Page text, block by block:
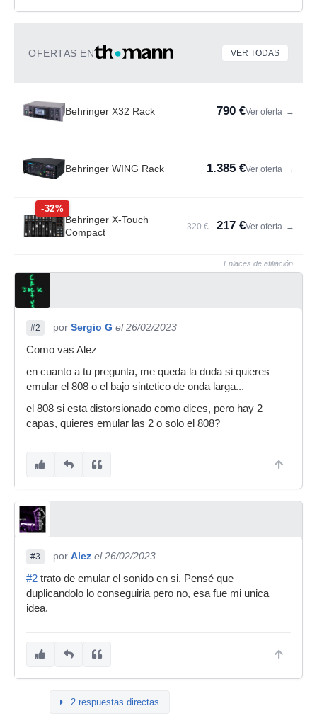
OFERTAS EN VER TODAS
Behringer X32 Rack 790 €Ver oferta →
Behringer WING Rack 1.385 €Ver oferta →
-32%
Behringer X-Touch
Compact
320 € 217 €Ver oferta →
Enlaces de afiliación
#2 por Sergio G el 26/02/2023
Como vas Alez
en cuanto a tu pregunta, me queda la duda si quieres
emular el 808 o el bajo sintetico de onda larga...
el 808 si esta distorsionado como dices, pero hay 2
capas, quieres emular las 2 o solo el 808?
#3 por Alez el 26/02/2023
#2 trato de emular el sonido en si. Pensé que
duplicandolo lo conseguiria pero no, esa fue mi unica
idea.
2 respuestas directas